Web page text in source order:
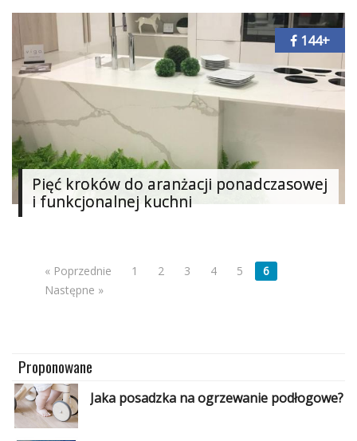
Pięć kroków do aranżacji ponadczasowej
i funkcjonalnej kuchni
144+
« Poprzednie 1 2 3 4 5
6
Następne »
Proponowane
Jaka posadzka na ogrzewanie podłogowe?